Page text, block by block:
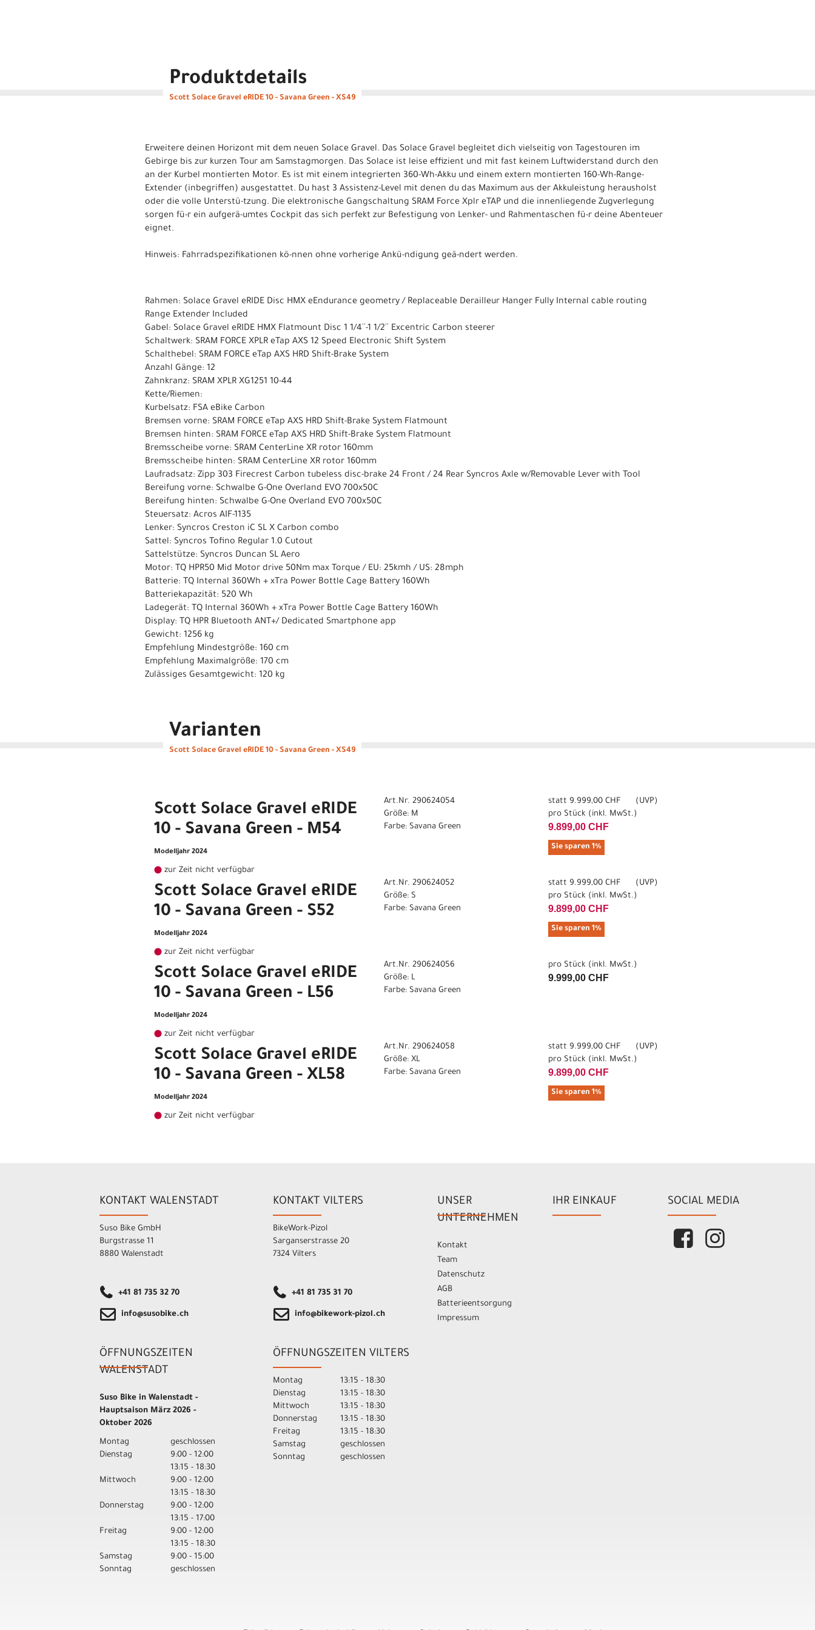
Produktdetails
Scott Solace Gravel eRIDE 10 - Savana Green - XS49
Erweitere deinen Horizont mit dem neuen Solace Gravel. Das Solace Gravel begleitet dich vielseitig von Tagestouren im
Gebirge bis zur kurzen Tour am Samstagmorgen. Das Solace ist leise effizient und mit fast keinem Luftwiderstand durch den
an der Kurbel montierten Motor. Es ist mit einem integrierten 360-Wh-Akku und einem extern montierten 160-Wh-Range-
Extender (inbegriffen) ausgestattet. Du hast 3 Assistenz-Level mit denen du das Maximum aus der Akkuleistung herausholst
oder die volle Unterstü-tzung. Die elektronische Gangschaltung SRAM Force Xplr eTAP und die innenliegende Zugverlegung
sorgen fü-r ein aufgerä-umtes Cockpit das sich perfekt zur Befestigung von Lenker- und Rahmentaschen fü-r deine Abenteuer
eignet.
Hinweis: Fahrradspezifikationen kö-nnen ohne vorherige Ankü-ndigung geä-ndert werden.
Rahmen: Solace Gravel eRIDE Disc HMX eEndurance geometry / Replaceable Derailleur Hanger Fully Internal cable routing
Range Extender Included
Gabel: Solace Gravel eRIDE HMX Flatmount Disc 1 1/4´´-1 1/2´´ Excentric Carbon steerer
Schaltwerk: SRAM FORCE XPLR eTap AXS 12 Speed Electronic Shift System
Schalthebel: SRAM FORCE eTap AXS HRD Shift-Brake System
Anzahl Gänge: 12
Zahnkranz: SRAM XPLR XG1251 10-44
Kette/Riemen:
Kurbelsatz: FSA eBike Carbon
Bremsen vorne: SRAM FORCE eTap AXS HRD Shift-Brake System Flatmount
Bremsen hinten: SRAM FORCE eTap AXS HRD Shift-Brake System Flatmount
Bremsscheibe vorne: SRAM CenterLine XR rotor 160mm
Bremsscheibe hinten: SRAM CenterLine XR rotor 160mm
Laufradsatz: Zipp 303 Firecrest Carbon tubeless disc-brake 24 Front / 24 Rear Syncros Axle w/Removable Lever with Tool
Bereifung vorne: Schwalbe G-One Overland EVO 700x50C
Bereifung hinten: Schwalbe G-One Overland EVO 700x50C
Steuersatz: Acros AIF-1135
Lenker: Syncros Creston iC SL X Carbon combo
Sattel: Syncros Tofino Regular 1.0 Cutout
Sattelstütze: Syncros Duncan SL Aero
Motor: TQ HPR50 Mid Motor drive 50Nm max Torque / EU: 25kmh / US: 28mph
Batterie: TQ Internal 360Wh + xTra Power Bottle Cage Battery 160Wh
Batteriekapazität: 520 Wh
Ladegerät: TQ Internal 360Wh + xTra Power Bottle Cage Battery 160Wh
Display: TQ HPR Bluetooth ANT+/ Dedicated Smartphone app
Gewicht: 1256 kg
Empfehlung Mindestgröße: 160 cm
Empfehlung Maximalgröße: 170 cm
Zulässiges Gesamtgewicht: 120 kg
Varianten
Scott Solace Gravel eRIDE 10 - Savana Green - XS49
Scott Solace Gravel eRIDE
10 - Savana Green - M54
Modelljahr 2024
zur Zeit nicht verfügbar
Art.Nr. 290624054
Größe: M
Farbe: Savana Green
statt 9.999,00 CHF ( UVP )
pro Stück (inkl. MwSt.)
9.899,00 CHF
Sie sparen 1%
Scott Solace Gravel eRIDE
10 - Savana Green - S52
Modelljahr 2024
zur Zeit nicht verfügbar
Art.Nr. 290624052
Größe: S
Farbe: Savana Green
statt 9.999,00 CHF ( UVP )
pro Stück (inkl. MwSt.)
9.899,00 CHF
Sie sparen 1%
Scott Solace Gravel eRIDE
10 - Savana Green - L56
Modelljahr 2024
zur Zeit nicht verfügbar
Art.Nr. 290624056
Größe: L
Farbe: Savana Green
pro Stück (inkl. MwSt.)
9.999,00 CHF
Scott Solace Gravel eRIDE
10 - Savana Green - XL58
Modelljahr 2024
zur Zeit nicht verfügbar
Art.Nr. 290624058
Größe: XL
Farbe: Savana Green
statt 9.999,00 CHF ( UVP )
pro Stück (inkl. MwSt.)
9.899,00 CHF
Sie sparen 1%
KONTAKT WALENSTADT
Suso Bike GmbH
Burgstrasse 11
8880 Walenstadt
+41 81 735 32 70
info@susobike.ch
ÖFFNUNGSZEITEN
WALENSTADT
Suso Bike in Walenstadt -
Hauptsaison März 2026 -
Oktober 2026
Montag
geschlossen
Dienstag
9:00 - 12:00
13:15 - 18:30
Mittwoch
9:00 - 12:00
13:15 - 18:30
Donnerstag
9:00 - 12:00
13:15 - 17:00
Freitag
9:00 - 12:00
13:15 - 18:30
Samstag
9:00 - 15:00
Sonntag
geschlossen
KONTAKT VILTERS
BikeWork-Pizol
Sarganserstrasse 20
7324 Vilters
+41 81 735 31 70
info@bikework-pizol.ch
ÖFFNUNGSZEITEN VILTERS
Montag
13:15 - 18:30
Dienstag
13:15 - 18:30
Mittwoch
13:15 - 18:30
Donnerstag
13:15 - 18:30
Freitag
13:15 - 18:30
Samstag
geschlossen
Sonntag
geschlossen
UNSER
UNTERNEHMEN
Kontakt
Team
Datenschutz
AGB
Batterieentsorgung
Impressum
IHR EINKAUF SOCIAL MEDIA